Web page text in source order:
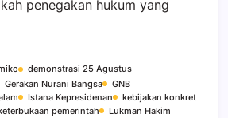
penegakan hukum yang
demonstrasi 25 Agustus
Gerakan Nurani Bangsa
GNB
Istana Kepresidenan
kebijakan konkret
pemerintah
Lukman Hakim